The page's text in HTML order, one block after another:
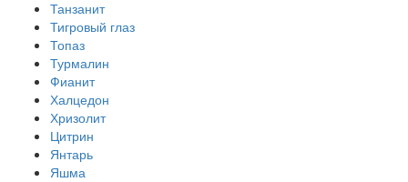
Танзанит
Тигровый глаз
Топаз
Турмалин
Фианит
Халцедон
Хризолит
Цитрин
Янтарь
Яшма